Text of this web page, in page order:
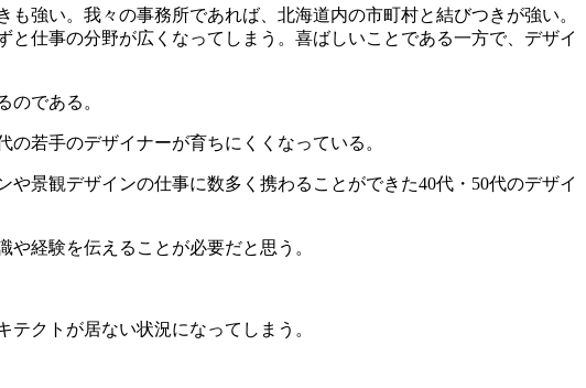
強い。我々の事務所であれば、北海道内の市町村と結びつきが強い。
仕事の分野が広くなってしまう。喜ばしいことである一方で、デザイ
である。
若手のデザイナーが育ちにくくなっている。
景観デザインの仕事に数多く携わることができた40代・50代のデザイ
経験を伝えることが必要だと思う。
クトが居ない状況になってしまう。